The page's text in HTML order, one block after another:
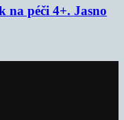
na péči 4+. Jasno